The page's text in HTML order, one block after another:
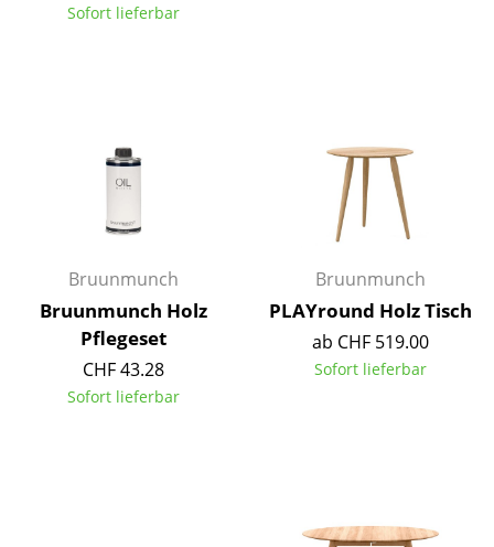
Schreibtischleuchten
Wandleuchten
... alle Leuchten
Betten
Doppelbetten
Sofort lieferbar
Bruunmunch
Bruunmunch Holz
Pflegeset
CHF 43.28
Sofort lieferbar
Bruunmunch
PLAYround Holz Tisch
ab CHF 519.00
Sofort lieferbar